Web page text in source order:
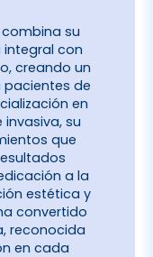
en
su
que
a la
estética y
convertido
reconocida
en cada